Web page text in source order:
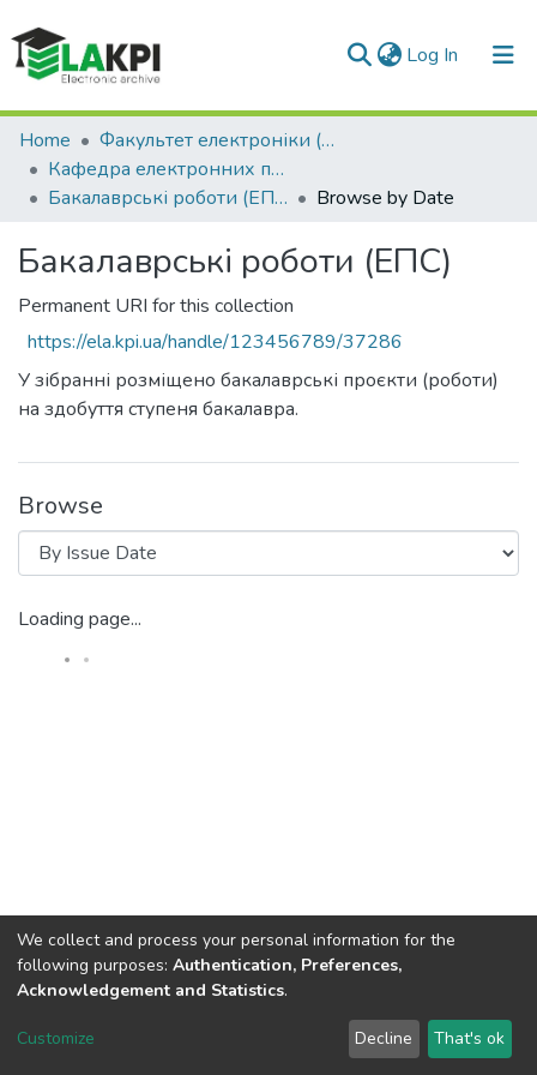
Log In (current)
Communities & Collections
All of DSpace
Home
Факультет електроніки (ФЕЛ)
Кафедра електронних пристроїв та систем (ЕПС)
Бакалаврські роботи (ЕПС)
Browse by Date
Бакалаврські роботи (ЕПС)
Permanent URI for this collection
https://ela.kpi.ua/handle/123456789/37286
У зібранні розміщено бакалаврські проєкти (роботи)
на здобуття ступеня бакалавра.
Browse
Loading page...
DSpace software copyright © 2002-2026 LYRASIS
Send Feedback
We collect and process your personal information for the
following purposes: Authentication, Preferences,
Acknowledgement and Statistics.
Customize Decline That's ok